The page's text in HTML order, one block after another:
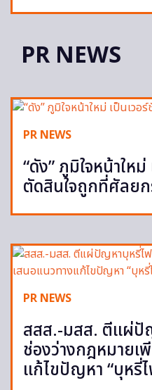
PR NEWS
PR NEWS
“ดัง” ภูมิใจหน้าให
ตัดสินใจถูกที่ศัลย
PR NEWS
สสส.-มสส. ตีแผ่ปั
ช่องว่างกฎหมายเ
แก้ไขปัญหา “บุหรี่